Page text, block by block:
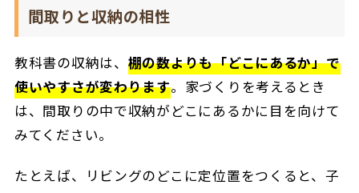
間取りと収納の相性
教科書の収納は、 棚の数よりも「どこにあるか」で
使いやすさが変わります。家づくりを考えるとき
は、間取りの中で収納がどこにあるかに目を向けて
みてください。
たとえば、リビングのどこに定位置をつくると、子